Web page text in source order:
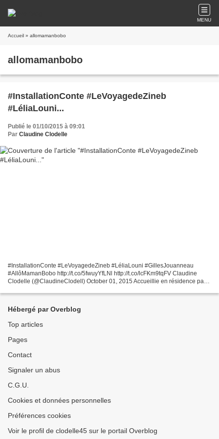
MENU
Accueil » allomamanbobo
allomamanbobo
#InstallationConte #LeVoyagedeZineb
#LéliaLouni...
Publié le 01/10/2015 à 09:01
Par Claudine Clodelle
#InstallationConte #LeVoyagedeZineb #LéliaLouni #GillesJouanneau
#AllôMamanBobo http://t.co/5fwuyYfLNl http://t.co/lcFKm9tqFV Claudine
Clodelle (@ClaudineClodell) October 01, 2015 Accueillie en résidence par
Hébergé par Overblog
Top articles
Pages
Contact
Signaler un abus
C.G.U.
Cookies et données personnelles
Préférences cookies
Voir le profil de clodelle45 sur le portail Overblog